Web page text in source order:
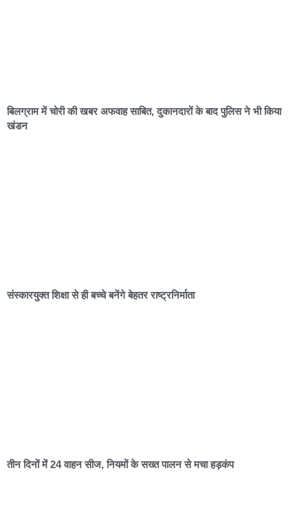
बिलग्राम में चोरी की खबर अफवाह साबित, दुकानदारों के बाद पुलिस ने भी किया
खंडन
संस्कारयुक्त शिक्षा से ही बच्चे बनेंगे बेहतर राष्ट्रनिर्माता
तीन दिनों में 24 वाहन सीज, नियमों के सख्त पालन से मचा हड़कंप